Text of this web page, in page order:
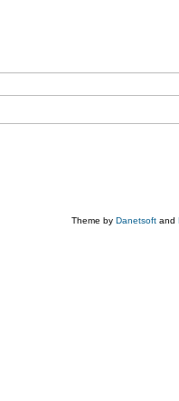
Theme by Danetsoft and